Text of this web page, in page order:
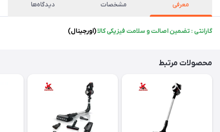
معرفی مشخصات دیدگاه‌ها
گارانتی : تضمین اصالت و سلامت فیزیکی کالا(اورجینال)
محصولات مرتبط